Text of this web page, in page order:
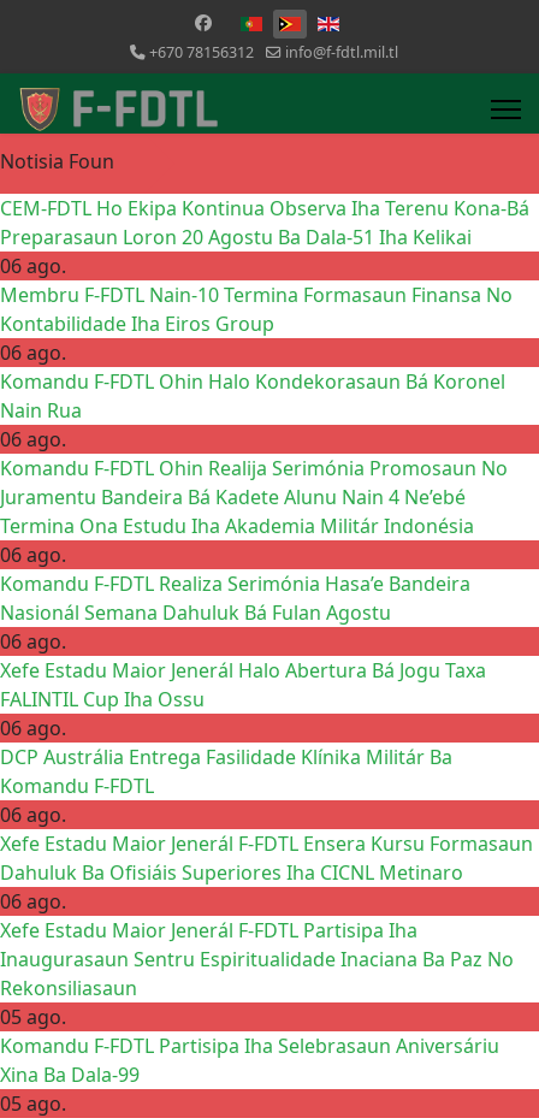
Selecione o seu idioma
+670 78156312 info@f-fdtl.mil.tl
Notisia Foun
CEM-FDTL Ho Ekipa Kontinua Observa Iha Terenu Kona-Bá
Preparasaun Loron 20 Agostu Ba Dala-51 Iha Kelikai
06 ago.
Membru F-FDTL Nain-10 Termina Formasaun Finansa No
Kontabilidade Iha Eiros Group
06 ago.
Komandu F-FDTL Ohin Halo Kondekorasaun Bá Koronel
Nain Rua
06 ago.
Komandu F-FDTL Ohin Realija Serimónia Promosaun No
Juramentu Bandeira Bá Kadete Alunu Nain 4 Ne’ebé
Termina Ona Estudu Iha Akademia Militár Indonésia
06 ago.
Komandu F-FDTL Realiza Serimónia Hasa’e Bandeira
Nasionál Semana Dahuluk Bá Fulan Agostu
06 ago.
Xefe Estadu Maior Jenerál Halo Abertura Bá Jogu Taxa
FALINTIL Cup Iha Ossu
06 ago.
DCP Austrália Entrega Fasilidade Klínika Militár Ba
Komandu F-FDTL
06 ago.
Xefe Estadu Maior Jenerál F-FDTL Ensera Kursu Formasaun
Dahuluk Ba Ofisiáis Superiores Iha CICNL Metinaro
06 ago.
Xefe Estadu Maior Jenerál F-FDTL Partisipa Iha
Inaugurasaun Sentru Espiritualidade Inaciana Ba Paz No
Rekonsiliasaun
05 ago.
Komandu F-FDTL Partisipa Iha Selebrasaun Aniversáriu
Xina Ba Dala-99
05 ago.